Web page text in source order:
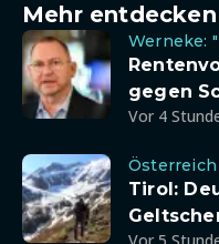
Mehr entdecken
Werneke:
gegen
Vor 4
Österreich
Tirol: